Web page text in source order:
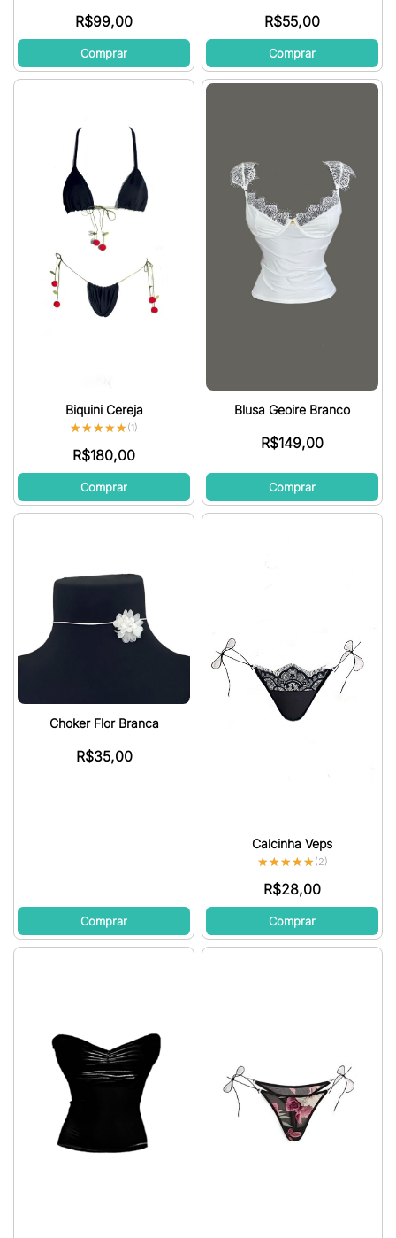
R$99,00
Comprar
R$55,00
Comprar
Biquini Cereja
★★★★★
★★★★★(1)
R$180,00
Comprar
Blusa Geoire Branco
R$149,00
Comprar
Choker Flor Branca
R$35,00
Comprar
Calcinha Veps
★★★★★
★★★★★(2)
R$28,00
Comprar